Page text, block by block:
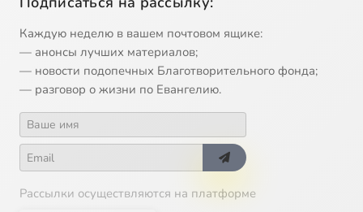
Каждую неделю в вашем почтовом ящике:
— анонсы лучших материалов;
— новости подопечных Благотворительного фонда;
— разговор о жизни по Евангелию.
Рассылки осуществляются на платформе